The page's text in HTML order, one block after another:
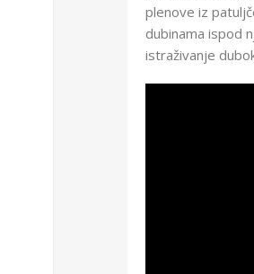
plenove iz
dubinama ispod
istraživanje